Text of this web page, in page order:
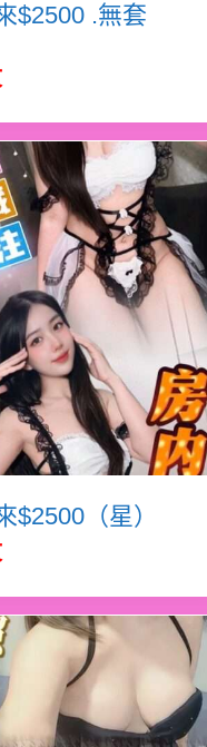
$2500 .無套
$2500（星）